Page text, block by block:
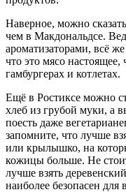
Наверное, можно
чем в Макдональдсе.
ароматизаторами, всё
что это мясо настоящее,
гамбургерах и котлетах.
Ещё в Ростиксе можно
хлеб из грубой муки, а
поесть даже
запомните, что лучше
или крылышко, на
кожицы больше. Не
лучше взять
наиболее безопасен для